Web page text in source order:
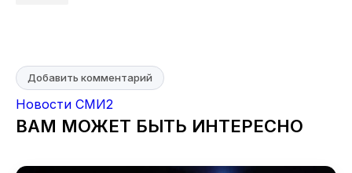
Добавить комментарий
Новости СМИ2
ВАМ МОЖЕТ БЫТЬ ИНТЕРЕСНО